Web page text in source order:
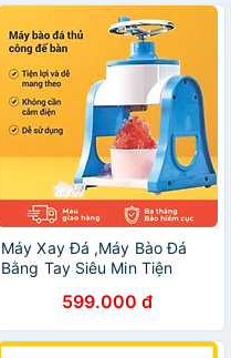
Máy Xay Đá ,Máy Bào Đá
Bằng Tay Siêu Min Tiện
Bé Và Cho Cả Nhà Hàng
Chính Hãng
599.000 đ